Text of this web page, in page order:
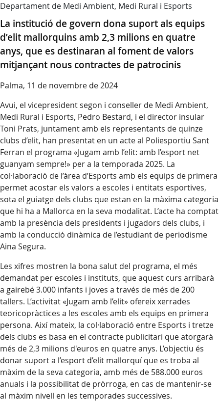
Departament de Medi Ambient, Medi Rural i Esports
La institució de govern dona suport als equips
d’elit mallorquins amb 2,3 milions en quatre
anys, que es destinaran al foment de valors
mitjançant nous contractes de patrocinis
Palma, 11 de novembre de 2024
Avui, el vicepresident segon i conseller de Medi Ambient,
Medi Rural i Esports, Pedro Bestard, i el director insular
Toni Prats, juntament amb els representants de quinze
clubs d’elit, han presentat en un acte al Poliesportiu Sant
Ferran el programa «Jugam amb l’elit: amb l’esport net
guanyam sempre!» per a la temporada 2025. La
col·laboració de l’àrea d’Esports amb els equips de primera
permet acostar els valors a escoles i entitats esportives,
sota el guiatge dels clubs que estan en la màxima categoria
que hi ha a Mallorca en la seva modalitat. L’acte ha comptat
amb la presència dels presidents i jugadors dels clubs, i
amb la conducció dinàmica de l’estudiant de periodisme
Aina Segura.
Les xifres mostren la bona salut del programa, el més
demandat per escoles i instituts, que aquest curs arribarà
a gairebé 3.000 infants i joves a través de més de 200
tallers. L’activitat «Jugam amb l’elit» ofereix xerrades
teoricopràctices a les escoles amb els equips en primera
persona. Així mateix, la col·laboració entre Esports i tretze
dels clubs es basa en el contracte publicitari que atorgarà
més de 2,3 milions d'euros en quatre anys. L’objectiu és
donar suport a l’esport d’elit mallorquí que es troba al
màxim de la seva categoria, amb més de 588.000 euros
anuals i la possibilitat de pròrroga, en cas de mantenir-se
al màxim nivell en les temporades successives.